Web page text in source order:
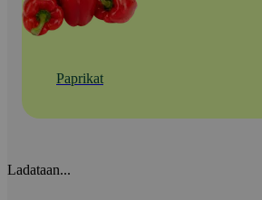
Paprikat
Ladataan...